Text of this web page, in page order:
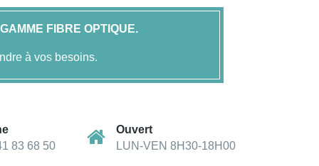
FIBRE OPTIQUE.
à vos besoins.
83 68 50
Ouvert
LUN-VEN 8H30-18H00